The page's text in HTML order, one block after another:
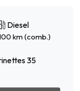
Diesel
km (comb.)
35